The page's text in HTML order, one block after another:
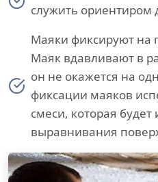
служить ориентиром
Маяки фиксируют на
Маяк вдавливают в
он не окажется на
фиксации маяков
смеси, которая будет
выравнивания